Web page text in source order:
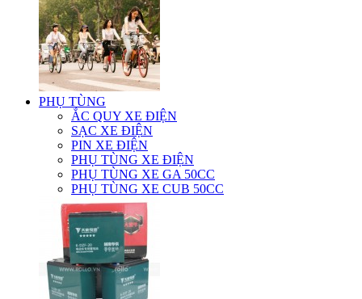
PHỤ TÙNG
ẮC QUY XE ĐIỆN
SẠC XE ĐIỆN
PIN XE ĐIỆN
PHỤ TÙNG XE ĐIỆN
PHỤ TÙNG XE GA 50CC
PHỤ TÙNG XE CUB 50CC